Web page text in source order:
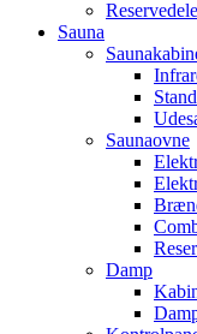
Sauna
Saunaovne
Damp